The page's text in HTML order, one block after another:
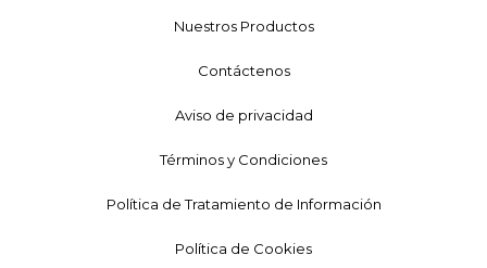
Nuestros Productos
Contáctenos
Aviso de privacidad
Términos y Condiciones
Política de Tratamiento de Información
Política de Cookies